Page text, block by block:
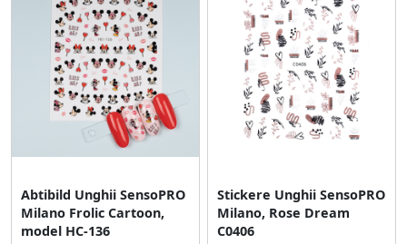
Abtibild Unghii SensoPRO
Milano Frolic Cartoon,
model HC-136
Stickere Unghii SensoPRO
Milano, Rose Dream
C0406